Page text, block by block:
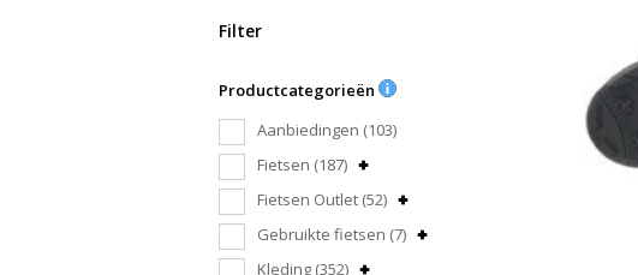
Filter
Productcategorieën
Aanbiedingen (103)
Fietsen (187)
Fietsen Outlet (52)
Gebruikte fietsen (7)
Kleding (352)